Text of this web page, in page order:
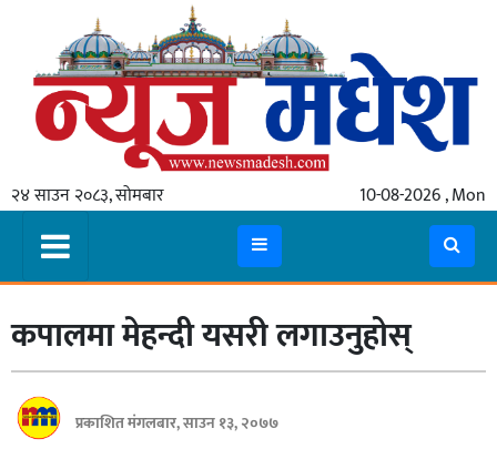
२४ साउन २०८३, सोमबार 10-08-2026 , Mon
गृहपृष्ठ
स्थानीय
प्रदेश
मधेश
प्रदेश
लुम्बिनी
कपालमा मेहन्दी यसरी लगाउनुहोस्
प्रकाशित मंगलबार, साउन १३, २०७७